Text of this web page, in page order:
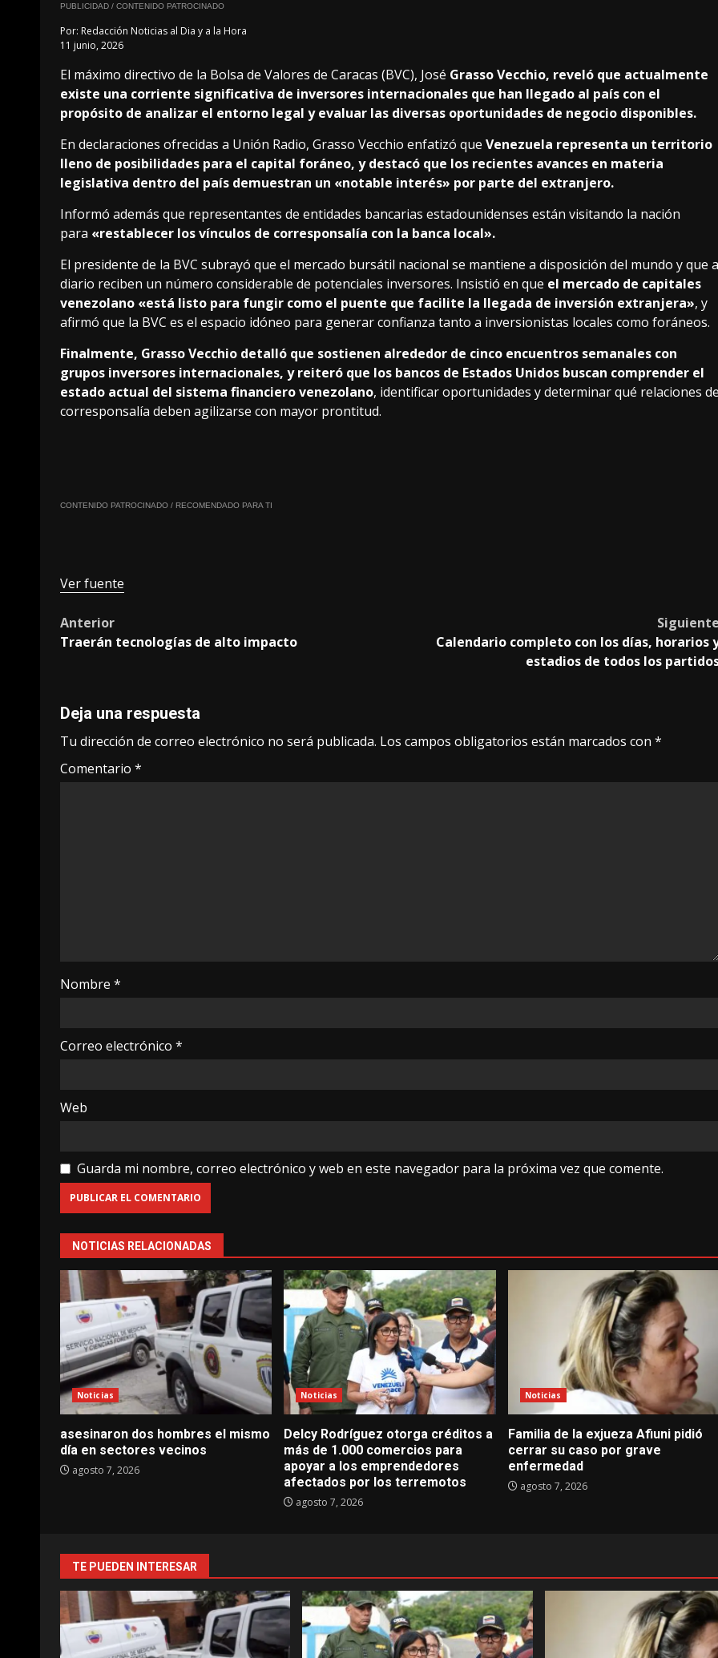
PUBLICIDAD / CONTENIDO PATROCINADO
Por: Redacción Noticias al Dia y a la Hora
11 junio, 2026
El máximo directivo de la Bolsa de Valores de Caracas (BVC), José Grasso Vecchio, reveló que actualmente
existe una corriente significativa de inversores internacionales que han llegado al país con el
propósito de analizar el entorno legal y evaluar las diversas oportunidades de negocio disponibles.
En declaraciones ofrecidas a Unión Radio, Grasso Vecchio enfatizó que Venezuela representa un territorio
lleno de posibilidades para el capital foráneo, y destacó que los recientes avances en materia
legislativa dentro del país demuestran un «notable interés» por parte del extranjero.
Informó además que representantes de entidades bancarias estadounidenses están visitando la nación
para «restablecer los vínculos de corresponsalía con la banca local».
El presidente de la BVC subrayó que el mercado bursátil nacional se mantiene a disposición del mundo y que a
diario reciben un número considerable de potenciales inversores. Insistió en que el mercado de capitales
venezolano «está listo para fungir como el puente que facilite la llegada de inversión extranjera», y
afirmó que la BVC es el espacio idóneo para generar confianza tanto a inversionistas locales como foráneos.
Finalmente, Grasso Vecchio detalló que sostienen alrededor de cinco encuentros semanales con
grupos inversores internacionales, y reiteró que los bancos de Estados Unidos buscan comprender el
estado actual del sistema financiero venezolano, identificar oportunidades y determinar qué relaciones
corresponsalía deben agilizarse con mayor prontitud.
CONTENIDO PATROCINADO / RECOMENDADO PARA TI
Ver fuente
Post
navigation
Anterior
Traerán tecnologías de alto impacto
Calendario completo con los días, horarios
estadios de todos los
Deja una respuesta
Tu dirección de correo electrónico no será publicada. Los campos obligatorios están marcados con *
Comentario *
Nombre *
Correo electrónico *
Web
Guarda mi nombre, correo electrónico y web en este navegador para la próxima vez que comente.
NOTICIAS RELACIONADAS
Noticias
asesinaron dos hombres el mismo
día en sectores vecinos
agosto 7, 2026
Noticias
Delcy Rodríguez otorga créditos a
más de 1.000 comercios para
apoyar a los emprendedores
afectados por los terremotos
agosto 7, 2026
Noticias
Familia de la exjueza Afiuni pidió
cerrar su caso por grave
enfermedad
agosto 7, 2026
TE PUEDEN INTERESAR